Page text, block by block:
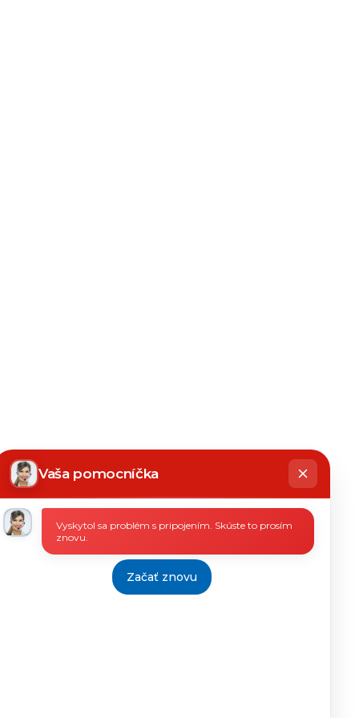
Vaša pomocníčka
Vyskytol sa problém s pripojením. Skúste to prosím
znovu.
Začať znovu